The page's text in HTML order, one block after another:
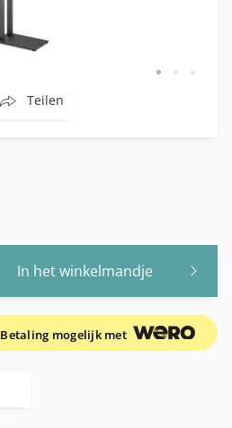
Teilen
In het winkelmandje
Betaling mogelijk met